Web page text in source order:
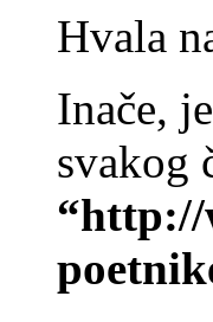
Hvala
Inače,
svakog
“http://